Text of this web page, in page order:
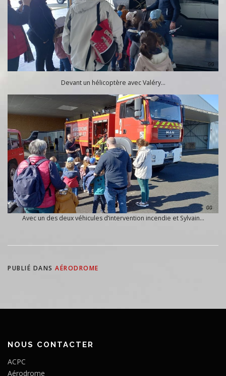
Devant un hélicoptère avec Valéry…
Avec un des deux véhicules d’intervention incendie et Sylvain…
PUBLIÉ DANS AÉRODROME
NOUS CONTACTER
ACPC
Aérodrome